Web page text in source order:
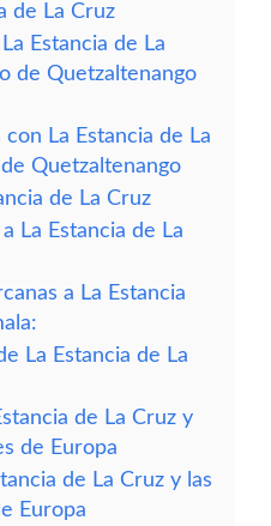
de La Cruz
Estancia de La
de Quetzaltenango
La Estancia de La
Quetzaltenango
de La Cruz
La Estancia de La
a La Estancia
La Estancia de La
de La Cruz y
de Europa
de La Cruz y las
Europa